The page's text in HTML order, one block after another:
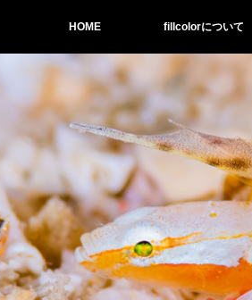
HOME fillcolorについて